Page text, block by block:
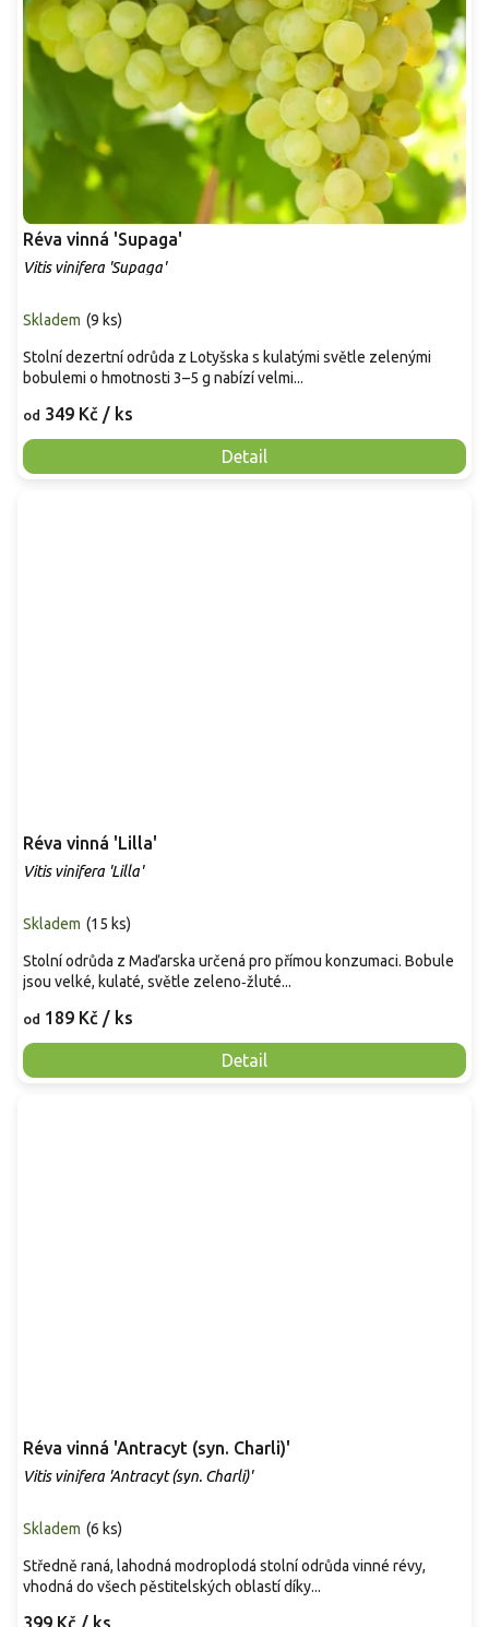
Réva vinná 'Supaga'
Vitis vinifera 'Supaga'
Skladem (9 ks)
od 349 Kč / ks
Detail
Stolní dezertní odrůda z Lotyšska s kulatými světle zelenými
bobulemi o hmotnosti 3–5 g nabízí velmi...
Réva vinná 'Lilla'
Vitis vinifera 'Lilla'
Skladem (15 ks)
od 189 Kč / ks
Detail
Stolní odrůda z Maďarska určená pro přímou konzumaci. Bobule
jsou velké, kulaté, světle zeleno‑žluté...
Réva vinná 'Antracyt (syn. Charli)'
Vitis vinifera 'Antracyt (syn. Charli)'
Skladem (6 ks)
399 Kč / ks
Středně raná, lahodná modroplodá stolní odrůda vinné révy,
vhodná do všech pěstitelských oblastí díky...